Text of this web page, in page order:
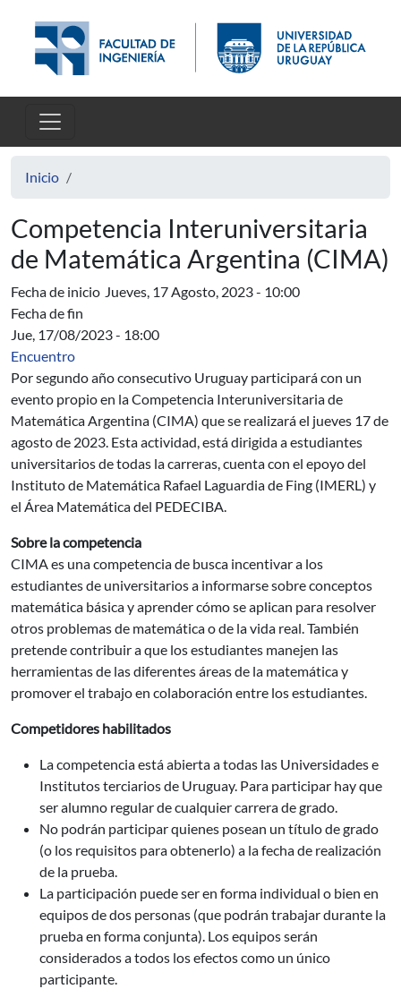
Inicio
Competencia Interuniversitaria
de Matemática Argentina (CIMA)
Fecha de inicio Jueves, 17 Agosto, 2023 - 10:00
Fecha de fin
Jue, 17/08/2023 - 18:00
Encuentro
Por segundo año consecutivo Uruguay participará con un
evento propio en la Competencia Interuniversitaria de
Matemática Argentina (CIMA) que se realizará el jueves 17 de
agosto de 2023. Esta actividad, está dirigida a estudiantes
universitarios de todas la carreras, cuenta con el epoyo del
Instituto de Matemática Rafael Laguardia de Fing (IMERL) y
el Área Matemática del PEDECIBA.
Sobre la competencia
CIMA es una competencia de busca incentivar a los
estudiantes de universitarios a informarse sobre conceptos
matemática básica y aprender cómo se aplican para resolver
otros problemas de matemática o de la vida real. También
pretende contribuir a que los estudiantes manejen las
herramientas de las diferentes áreas de la matemática y
promover el trabajo en colaboración entre los estudiantes.
Competidores habilitados
La competencia está abierta a todas las Universidades e
Institutos terciarios de Uruguay. Para participar hay que
ser alumno regular de cualquier carrera de grado.
No podrán participar quienes posean un título de grado
(o los requisitos para obtenerlo) a la fecha de realización
de la prueba.
La participación puede ser en forma individual o bien en
equipos de dos personas (que podrán trabajar durante la
prueba en forma conjunta). Los equipos serán
considerados a todos los efectos como un único
participante.